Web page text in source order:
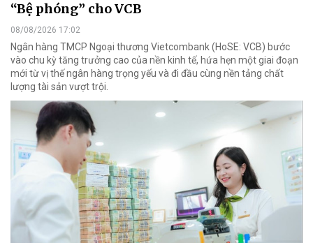
“Bệ phóng” cho VCB
08/08/2026 17:02
Ngân hàng TMCP Ngoại thương Vietcombank (HoSE: VCB) bước
vào chu kỳ tăng trưởng cao của nền kinh tế, hứa hẹn một giai đoạn
mới từ vị thế ngân hàng trọng yếu và đi đầu cùng nền tảng chất
lượng tài sản vượt trội.